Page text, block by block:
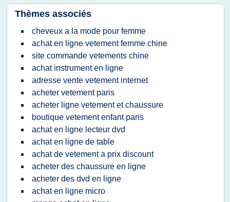
Thèmes associés
cheveux a la mode pour femme
achat en ligne vetement femme chine
site commande vetements chine
achat instrument en ligne
adresse vente vetement internet
acheter vetement paris
acheter ligne vetement et chaussure
boutique vetement enfant paris
achat en ligne lecteur dvd
achat en ligne de table
achat de vetement a prix discount
acheter des chaussure en ligne
acheter des dvd en ligne
achat en ligne micro